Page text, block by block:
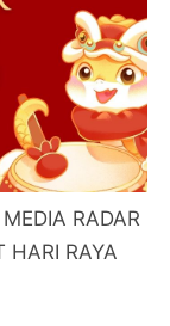
RADAR
HARI RAYA